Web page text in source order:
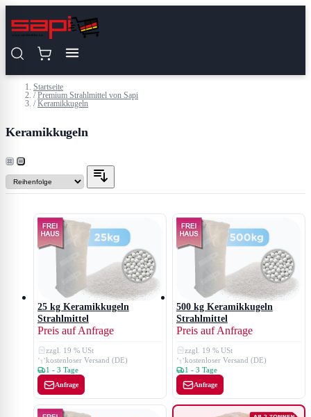
Startseite
/ Premium Strahlmittel von Sapi
/ Keramikkugeln
Keramikkugeln
25 kg Keramikkugeln
Strahlmittel
Preis auf Anfrage
zzgl. 19 % USt
kostenloser Versand (DE)
1 - 3 Tage
Anfrage
500 kg Keramikkugeln
Strahlmittel
Preis auf Anfrage
zzgl. 19 % USt
kostenloser Versand (DE)
1 - 3 Tage
Anfrage